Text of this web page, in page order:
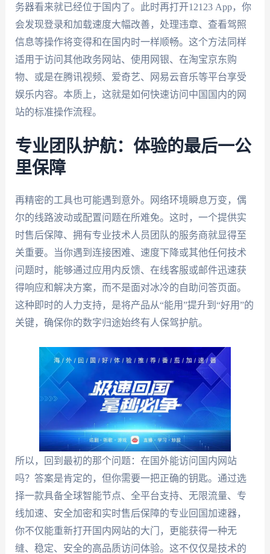
务器看来就已经位于国内了。此时再打开12123 App，你
会发现登录和加载速度大幅改善，处理违章、查看驾照
信息等操作将变得和在国内时一样顺畅。这个方法同样
适用于访问其他政务网站、使用网银、在淘宝京东购
物、或是在腾讯视频、爱奇艺、网易云音乐等平台享受
娱乐内容。本质上，这就是如何快速访问中国国内的网
站的标准操作流程。
专业团队护航：体验的最后一公
里保障
再精密的工具也可能遇到意外。网络环境瞬息万变，偶
尔的线路波动或配置问题在所难免。这时，一个提供实
时售后保障、拥有专业技术人员团队的服务商就显得至
关重要。当你遇到连接困难、速度下降或其他任何技术
问题时，能够通过应用内反馈、在线客服或邮件迅速获
得响应和解决方案，而不是面对冰冷的自助问答页面。
这种即时的人力支持，是将产品从“能用”提升到“好用”的
关键，确保你的数字归途始终有人保驾护航。
所以，回到最初的那个问题：在国外能访问国内网站
吗？答案是肯定的，但你需要一把正确的钥匙。通过选
择一款具备全球智能节点、全平台支持、无限流量、专
线加速、安全加密和实时售后保障的专业回国加速器，
你不仅能重新打开国内网站的大门，更能获得一种无
缝、稳定、安全的高品质访问体验。这不仅仅是技术的